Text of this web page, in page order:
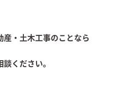
産・土木工事のことなら
へご相談ください。